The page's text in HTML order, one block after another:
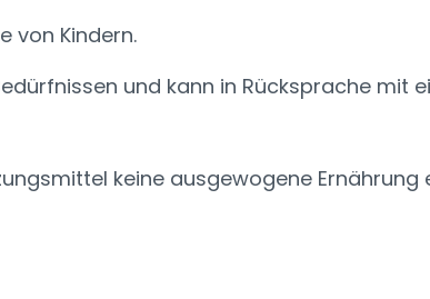
von Kindern.
und kann in Rücksprache mit
keine ausgewogene Ernährung